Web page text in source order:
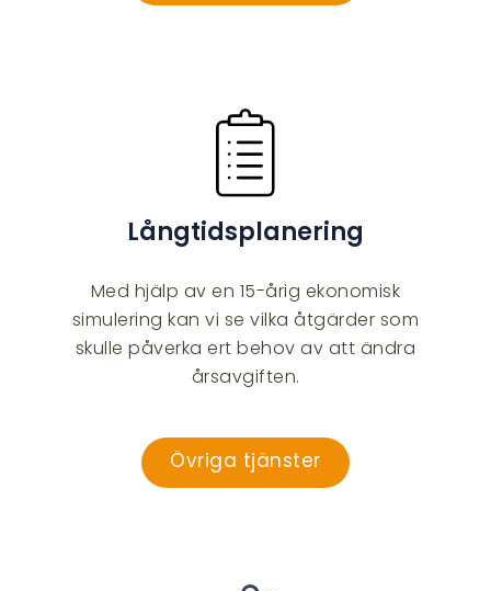
Långtidsplanering
Med hjälp av en 15-årig ekonomisk
simulering kan vi se vilka åtgärder som
skulle påverka ert behov av att ändra
årsavgiften.
Övriga tjänster